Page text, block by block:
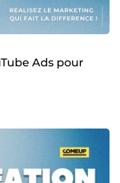
et atteindre plus
je suis la
Ads pour